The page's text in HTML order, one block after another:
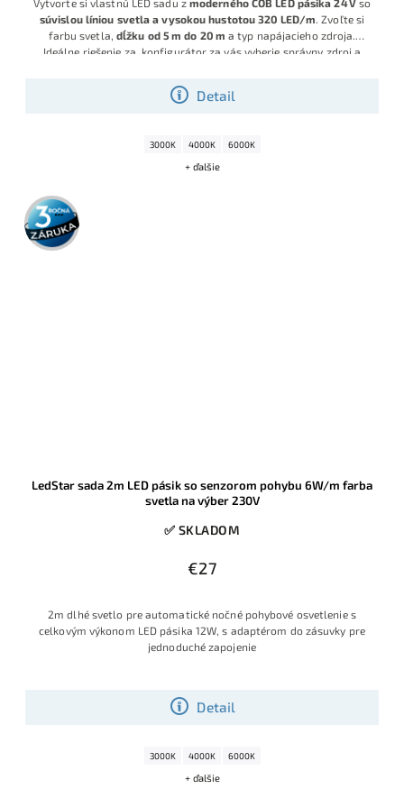
Detail
súvislou líniou svetla a vysokou hustotou 320 LED/m . Zvoľte si
farbu svetla, dĺžku od 5 m do 20 m a typ napájacieho zdroja.
Ideálne riešenie za, konfigurátor za vás vyberie správny zdroj a
okamžitú montáž
3000K 4000K 6000K
+ ďalšie
3 roky
záruka
LedStar sada 2m LED pásik so senzorom pohybu 6W/m farba
svetla na výber 230V
✅ SKLADOM
€27
Detail
2m dlhé svetlo pre automatické nočné pohybové osvetlenie s
celkovým výkonom LED pásika 12W, s adaptérom do zásuvky pre
jednoduché zapojenie
3000K 4000K 6000K
+ ďalšie